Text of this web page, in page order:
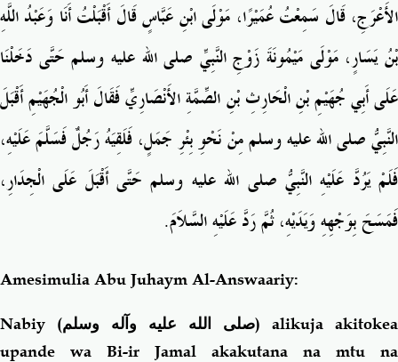
الأَعْرَجِ، قَالَ سَمِعْتُ عُمَيْرًا، مَوْلَى ابْنِ عَبَّاسٍ قَالَ أَقْبَلْتُ أَنَا وَعَبْدُ اللَّهِ
بْنُ يَسَارٍ، مَوْلَى مَيْمُونَةَ زَوْجِ النَّبِيِّ صلى الله عليه وسلم حَتَّى دَخَلْنَا
عَلَى أَبِي جُهَيْمِ بْنِ الْحَارِثِ بْنِ الصِّمَّةِ الأَنْصَارِيِّ فَقَالَ أَبُو الْجُهَيْمِ أَقْبَلَ
النَّبِيُّ صلى الله عليه وسلم مِنْ نَحْوِ بِئْرِ جَمَلٍ، فَلَقِيَهُ رَجُلٌ فَسَلَّمَ عَلَيْهِ،
فَلَمْ يَرُدَّ عَلَيْهِ النَّبِيُّ صلى الله عليه وسلم حَتَّى أَقْبَلَ عَلَى الْجِدَارِ،
فَمَسَحَ بِوَجْهِهِ وَيَدَيْهِ، ثُمَّ رَدَّ عَلَيْهِ السَّلاَمَ‏.‏
Amesimulia Abu Juhaym Al-Answaariy:
Nabiy (صلى الله عليه وآله وسلم) alikuja akitokea
upande wa Bi-ir Jamal akakutana na mtu na